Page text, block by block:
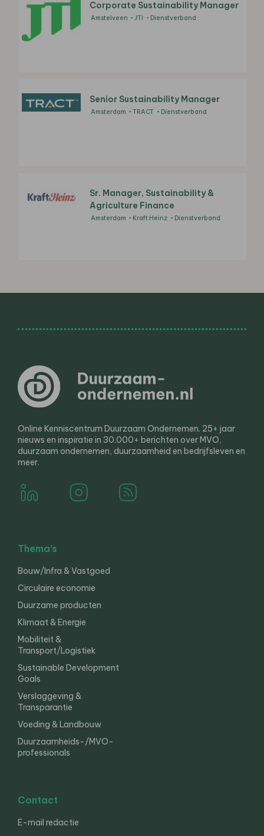
Corporate Sustainability Manager
Amstelveen JTI Dienstverband
Senior Sustainability Manager
Amsterdam TRACT Dienstverband
Sr. Manager, Sustainability &
Agriculture Finance
Amsterdam Kraft Heinz Dienstverband
Online Kenniscentrum Duurzaam Ondernemen. 25+ jaar
nieuws en inspiratie in 30.000+ berichten over MVO,
duurzaam ondernemen, duurzaamheid en bedrijfsleven en
meer.
Thema’s
Bouw/Infra & Vastgoed
Circulaire economie
Duurzame producten
Klimaat & Energie
Mobiliteit &
Transport/Logistiek
Sustainable Development
Goals
Verslaggeving &
Transparantie
Voeding & Landbouw
Duurzaamheids-/MVO-
professionals
Contact
E-mail redactie